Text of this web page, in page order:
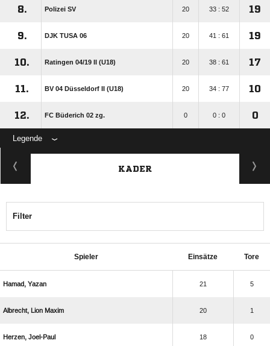
8. Polizei SV 20 33 : 52 19
9. DJK TUSA 06 20 41 : 61 19
10. Ratingen 04/​19 II (U18) 20 38 : 61 17
11. BV 04 Düsseldorf II (U18) 20 34 : 77 10
12. FC Büderich 02 zg. 0 0 : 0 0
Legende
KADER
Filter
Spieler Einsätze Tore
  21 5
   20 1
  18 0